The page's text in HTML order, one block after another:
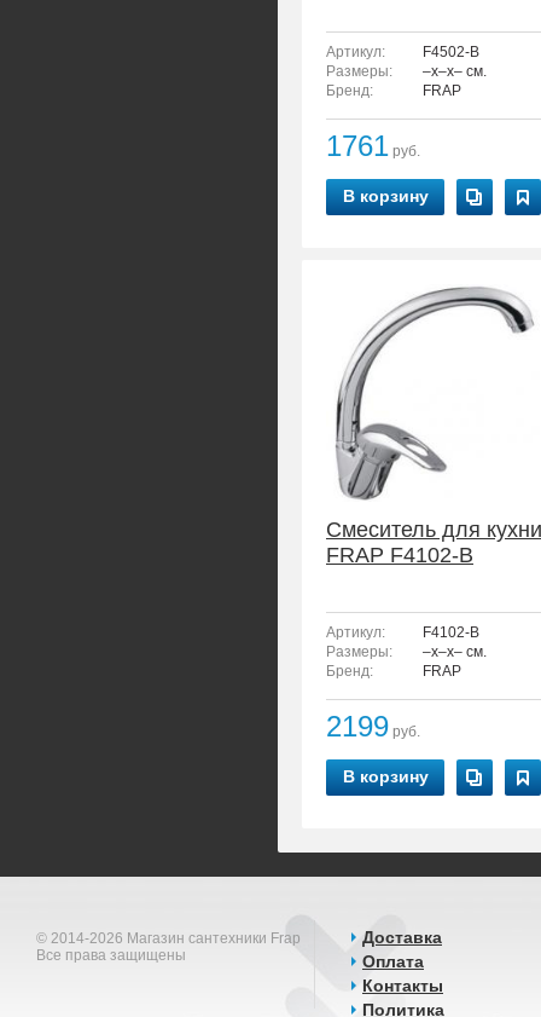
Артикул:
F4502-B
Размеры:
–x–x– см.
Бренд:
FRAP
1761 руб.
В корзину
Смеситель для кухни
FRAP F4102-B
Артикул:
F4102-B
Размеры:
–x–x– см.
Бренд:
FRAP
2199 руб.
В корзину
© 2014-2026 Магазин сантехники Frap
Все права защищены
Доставка
Оплата
Контакты
Политика